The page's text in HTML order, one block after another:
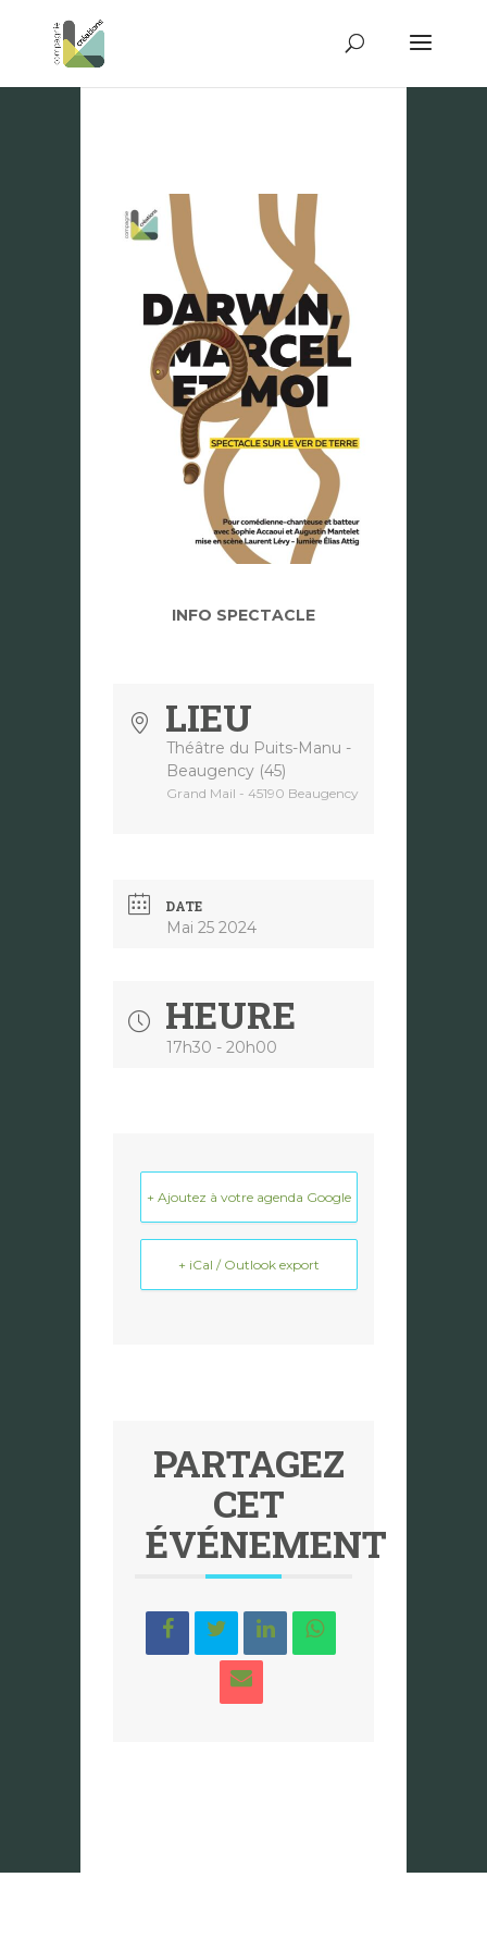
INFO SPECTACLE
LIEU
Théâtre du Puits-Manu -
Beaugency (45)
Grand Mail - 45190 Beaugency
DATE
Mai 25 2024
HEURE
17h30 - 20h00
+ Ajoutez à votre agenda Google
+ iCal / Outlook export
PARTAGEZ
CET
ÉVÉNEMENT